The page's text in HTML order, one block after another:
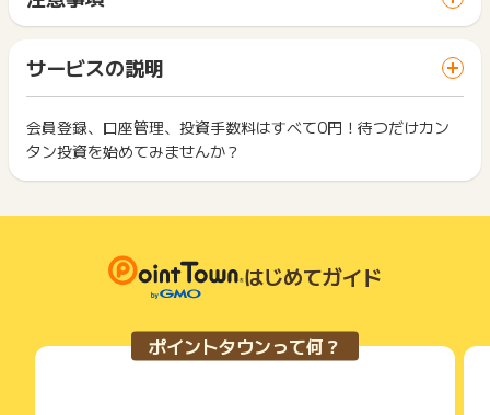
・審査不通過の場合
・クーポンコードを使用してのお申込み
・マイナンバーがない人・住民票がない人
・IE経由の申込（※IEはサービス対象外となり推奨環境ではござ
いません。）
※お申込み日から半年以上経過している場合、ポイントに関する
お問合せを承ることができません。あらかじめご了承くださ
までお問い合わせください。ポイントについて、広告主に直接
お問い合わせをした場合、ポイント獲得対象外となる場合がご
間に、同じブラウザ（※）で他のサイトに移動した場合はポイン
ト獲得ができません。
「 申込をしてポイントGET 」ボタンを押した時とサービス・
お買い物利用時で、デバイス・ブラウザが異なる場合はポイン
ト獲得ができません。
2回以上同じお買い物・サービスをご利用される場合は、毎回
ポイントタウンに戻り、「 申込をしてポイントGET 」ボタン
下記の事項に該当する場合、広告主側で対象外とみなし、「獲
・同一端末や同一世帯で、繰り返し利用不可のサービス・お買
い物を複数回ご利用された場合
・他のポイントサイトや比較サイト、検索サイトなどを経由し
ご利用前には、Cookieの削除をおこなっていただくことを推奨
します。
一部のサービスにつきましては、1商品につき10円単位の金額
は切り捨てとなります。
ポイント獲得が1ポイント未満のものは切り捨てとなり、ポイ
ント履歴には記載されません。
原則として広告主側のポイント等を利用して支払われた金額分
につきましては、ポイントタウンのポイント獲得の対象には含
まれません。
各サービス・お買い物の獲得ポイントや獲得条件、キャンペー
ン期間が予告なしに変更される場合がございますが、ご利用さ
条件を達成しているかどうかは各広告主ではなく、代理店が行
っているため、広告主はポイントに関する詳細を把握しており
サービスの説明
会員登録、口座管理、投資手数料はすべて0円！待つだけカン
タン投資を始めてみませんか？
はじめてガイド
ポイントタウンって何？